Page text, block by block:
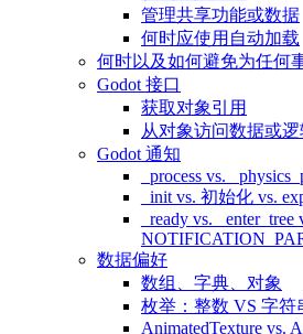
管理共享功能或数据
何时应使用自动加载
何时以及如何避免为任何
Godot 接口
获取对象引用
从对象访问数据或逻
Godot 通知
_process vs.
_init vs. 初始化 vs.
_ready vs. _enter_tree
数据偏好
数组、字典、对象
枚举：整数 VS 字符
AnimatedTexture vs.